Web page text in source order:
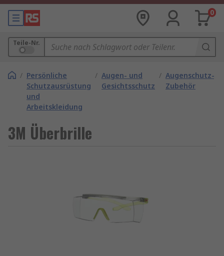
0
Teile-Nr.
/ Persönliche
Schutzausrüstung
und
Arbeitskleidung
/ Augen- und
Gesichtsschutz
/ Augenschutz-
Zubehör
3M Überbrille